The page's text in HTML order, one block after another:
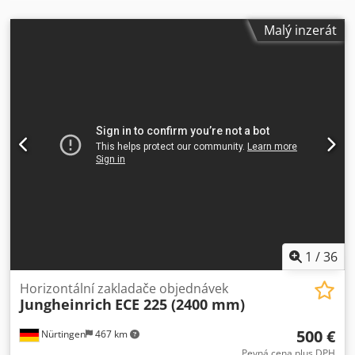
Malý inzerát
1 /36
Nürtingen 467 km
Horizontální zakladače objednávek
Jungheinrich ECE 225 (2400 mm)
500 €